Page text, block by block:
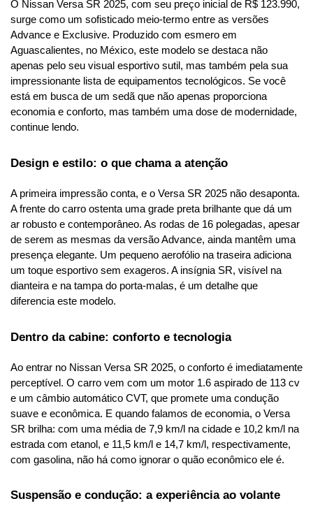
O Nissan Versa SR 2025, com seu preço inicial de R$ 123.990,
surge como um sofisticado meio-termo entre as versões
Advance e Exclusive. Produzido com esmero em
Aguascalientes, no México, este modelo se destaca não
apenas pelo seu visual esportivo sutil, mas também pela sua
impressionante lista de equipamentos tecnológicos. Se você
está em busca de um sedã que não apenas proporciona
economia e conforto, mas também uma dose de modernidade,
continue lendo.
Design e estilo: o que chama a atenção
A primeira impressão conta, e o Versa SR 2025 não desaponta.
A frente do carro ostenta uma grade preta brilhante que dá um
ar robusto e contemporâneo. As rodas de 16 polegadas, apesar
de serem as mesmas da versão Advance, ainda mantêm uma
presença elegante. Um pequeno aerofólio na traseira adiciona
um toque esportivo sem exageros. A insígnia SR, visível na
dianteira e na tampa do porta-malas, é um detalhe que
diferencia este modelo.
Dentro da cabine: conforto e tecnologia
Ao entrar no Nissan Versa SR 2025, o conforto é imediatamente
perceptível. O carro vem com um motor 1.6 aspirado de 113 cv
e um câmbio automático CVT, que promete uma condução
suave e econômica. E quando falamos de economia, o Versa
SR brilha: com uma média de 7,9 km/l na cidade e 10,2 km/l na
estrada com etanol, e 11,5 km/l e 14,7 km/l, respectivamente,
com gasolina, não há como ignorar o quão econômico ele é.
Suspensão e condução: a experiência ao volante